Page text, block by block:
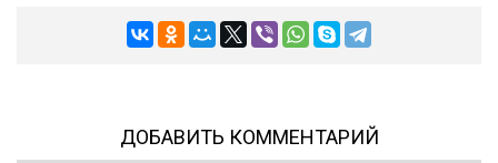
ДОБАВИТЬ КОММЕНТАРИЙ